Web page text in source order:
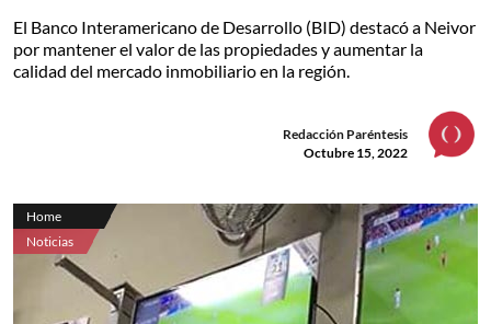
El Banco Interamericano de Desarrollo (BID) destacó a Neivor
por mantener el valor de las propiedades y aumentar la
calidad del mercado inmobiliario en la región.
Redacción Paréntesis
Octubre 15, 2022
Home
Noticias